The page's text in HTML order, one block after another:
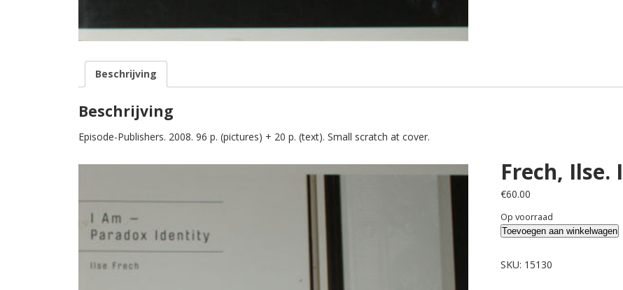
Beschrijving
Beschrijving
Episode-Publishers. 2008. 96 p. (pictures) + 20 p. (text). Small scratch at cover.
Frech, Ilse.
€60.00
Op voorraad
Frech,
I
Toevoegen aan winkelwagen
SKU: 15130